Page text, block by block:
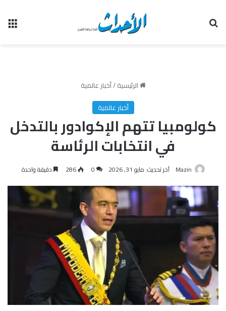
الرئيسية/أخبار عالمية
أخبار عالمية
كولومبيا تتهم الإكوادور بالتدخل
في انتخابات الرئاسة
Mazin آخر تحديث: مايو 31, 2026 0
286 دقيقة واحدة